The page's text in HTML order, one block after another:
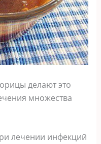
делают это
множества
лечении инфекций